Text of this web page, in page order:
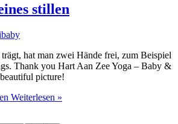
stillen
hat man zwei Hände frei, zum Beispiel
Thank you Hart Aan Zee Yoga – Baby &
picture!
Weiterlesen »